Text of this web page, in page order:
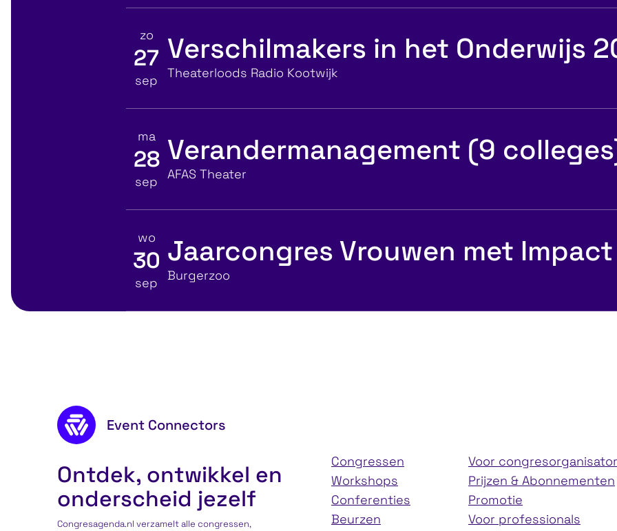
Bekijk details voor
zo
27
sep
Verschilmakers in het Onderwijs
Locatie
Theaterloods Radio Kootwijk
Bekijk details voor
ma
28
sep
Verandermanagement (9
Locatie
AFAS Theater
Bekijk details voor
wo
30
sep
Jaarcongres Vrouwen met Impact
Locatie
Burgerzoo
Footer content
Event Connectors
Ontdek, ontwikkel en
onderscheid jezelf
Congresagenda.nl verzamelt alle congressen,
Congressen
Workshops
Conferenties
Beurzen
Voor
Prijzen & Abonnementen
Promotie
Voor professionals